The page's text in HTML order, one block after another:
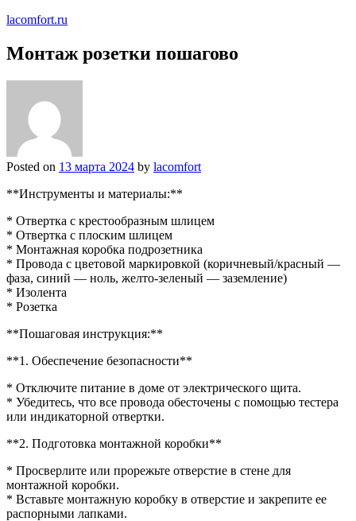
lacomfort.ru
Монтаж розетки пошагово
Posted on 13 марта 2024 by lacomfort
**Инструменты и материалы:**
* Отвертка с крестообразным шлицем
* Отвертка с плоским шлицем
* Монтажная коробка подрозетника
* Провода с цветовой маркировкой (коричневый/красный —
фаза, синий — ноль, желто-зеленый — заземление)
* Изолента
* Розетка
**Пошаговая инструкция:**
**1. Обеспечение безопасности**
* Отключите питание в доме от электрического щита.
* Убедитесь, что все провода обесточены с помощью тестера
или индикаторной отвертки.
**2. Подготовка монтажной коробки**
* Просверлите или прорежьте отверстие в стене для
монтажной коробки.
* Вставьте монтажную коробку в отверстие и закрепите ее
распорными лапками.